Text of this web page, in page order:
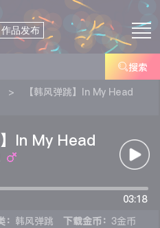
作品发布
搜索
>
【韩风弹跳】In My Head
】In My Head
Remix)
03:18
： 韩风弹跳 下载金币： 3金币